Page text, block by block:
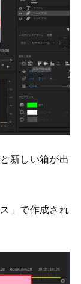
新しい箱が出
」で作成され